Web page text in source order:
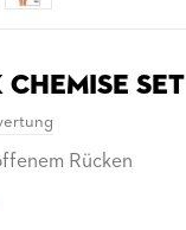
SET
Rücken